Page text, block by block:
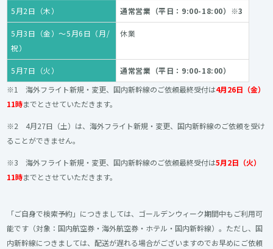
5月2日（木） 通常営業（平日：9:00-18:00）※3
5月3日（金）～5月6日（月/
祝）
休業
5月7日（火）
通常営業（平日：9:00-18:00）
※1 海外フライト新規・変更、国内新幹線のご依頼最終受付は4月26日（金）
11時までとさせていただきます。
※2 4月27日（土）は、海外フライト新規・変更、国内新幹線のご依頼を受け
ることができません。
※3 海外フライト新規・変更、国内新幹線のご依頼最終受付は5月2日（火）
11時までとさせていただきます。
「ご自身で検索予約」につきましては、ゴールデンウィーク期間中もご利用可
能です（対象：国内航空券・海外航空券・ホテル・国内新幹線）。ただし、国
内新幹線につきましては、配送が遅れる場合がございますのでお早めにご依頼